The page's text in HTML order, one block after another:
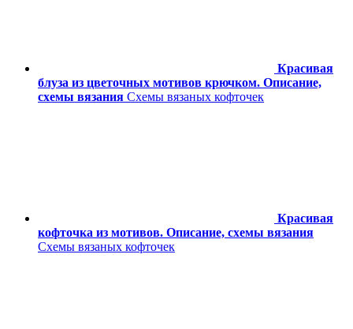
Красивая
блуза из цветочных мотивов крючком. Описание,
схемы вязания Схемы вязаных кофточек
Красивая
кофточка из мотивов. Описание, схемы вязания
Схемы вязаных кофточек